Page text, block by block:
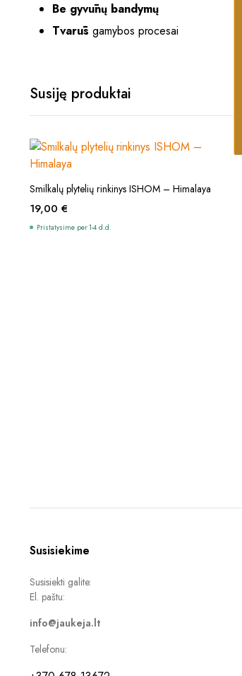
Be gyvūnų bandymų
Tvarūs gamybos procesai
Susiję produktai
Į KREPŠELĮ
Smilkalų plytelių rinkinys ISHOM – Himalaya
19,00 €
Pristatysime per 1-4 d.d.
Susisiekime
Susisiekti galite:
El. paštu:
info@jaukeja.lt
Telefonu: